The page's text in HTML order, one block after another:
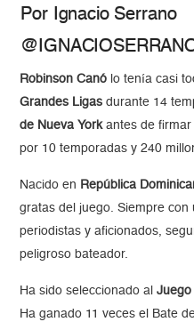
Por Ignacio Serrano
Robinson Canó lo tenía casi
Grandes Ligas durante 14
de Nueva Yorkantes de firmar
por 10 temporadas y 240
Nacido en República
gratas del juego. Siempre
periodistas y aficionados,
peligroso bateador.
Ha sido seleccionado alJuego
Ha ganado 11 veces el Bate